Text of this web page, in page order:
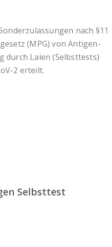
nach §11
(MPG) von Antigen-
durch Laien (Selbsttests)
2 erteilt.
Selbsttest